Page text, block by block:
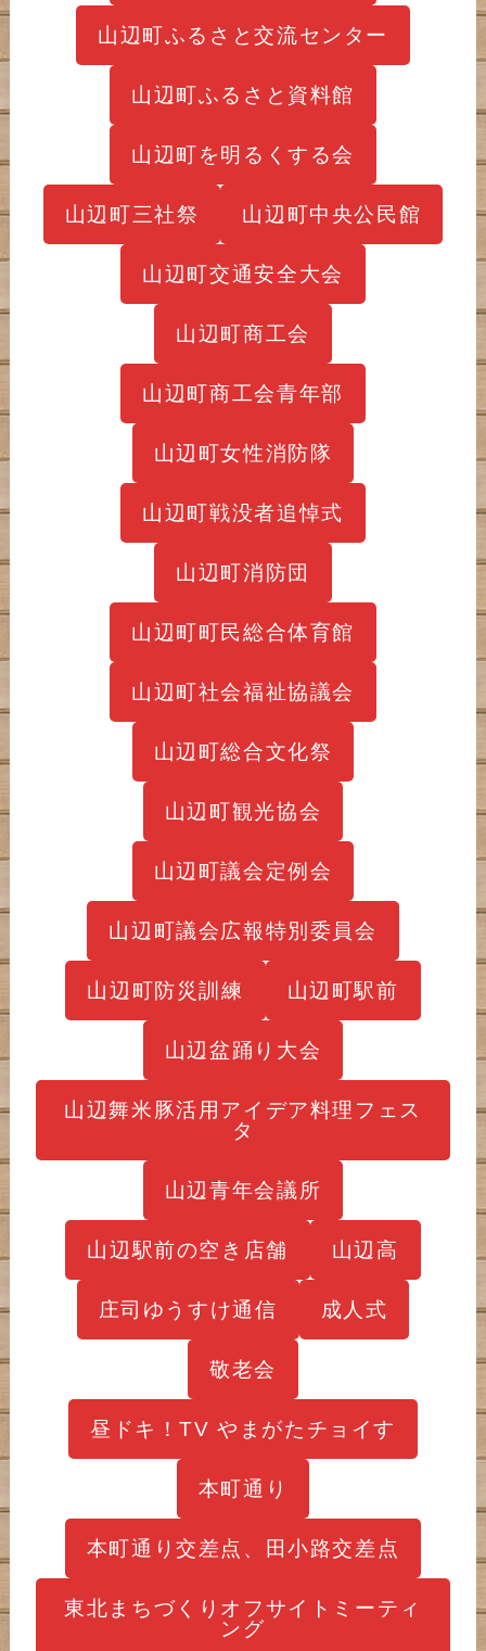
山辺町ふるさと交流センター
山辺町ふるさと資料館
山辺町を明るくする会
山辺町三社祭 山辺町中央公民館
山辺町交通安全大会
山辺町商工会
山辺町商工会青年部
山辺町女性消防隊
山辺町戦没者追悼式
山辺町消防団
山辺町町民総合体育館
山辺町社会福祉協議会
山辺町総合文化祭
山辺町観光協会
山辺町議会定例会
山辺町議会広報特別委員会
山辺町防災訓練 山辺町駅前
山辺盆踊り大会
山辺舞米豚活用アイデア料理フェス
タ
山辺青年会議所
山辺駅前の空き店舗 山辺高
庄司ゆうすけ通信 成人式
敬老会
昼ドキ！TV やまがたチョイす
本町通り
本町通り交差点、田小路交差点
東北まちづくりオフサイトミーティ
ング